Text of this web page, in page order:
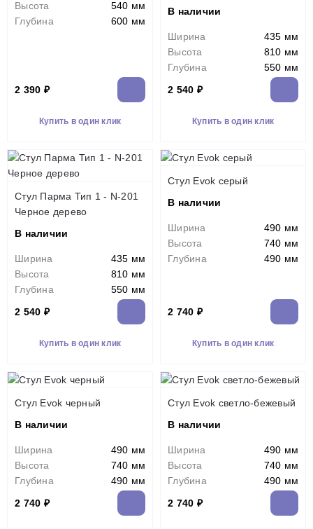
Высота
540 мм
Глубина
600 мм
2 390 ₽
Купить в один клик
В наличии
Ширина
435 мм
Высота
810 мм
Глубина
550 мм
2 540 ₽
Купить в один клик
Стул Парма Тип 1 - N-201
Черное дерево
В наличии
Ширина
435 мм
Высота
810 мм
Глубина
550 мм
2 540 ₽
Купить в один клик
Стул Evok серый
В наличии
Ширина
490 мм
Высота
740 мм
Глубина
490 мм
2 740 ₽
Купить в один клик
Стул Evok черный
В наличии
Ширина
490 мм
Высота
740 мм
Глубина
490 мм
2 740 ₽
Стул Evok светло-бежевый
В наличии
Ширина
490 мм
Высота
740 мм
Глубина
490 мм
2 740 ₽